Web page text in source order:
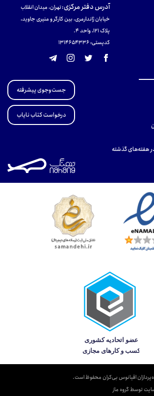
آدرس دفتر مرکزی:تهران، میدان انقلاب
خیابان ژاندارمری، بین کارگر و منیری جاوید،
پلاک 121، واحد ۴.
کدپستی: 131465433۶
هفته‌های گذشته
جست‌وجوی پیشرفته
درخواست کتاب نایاب
اقیانوس بی‌کران محفوظ است.
توسط گروه ماز